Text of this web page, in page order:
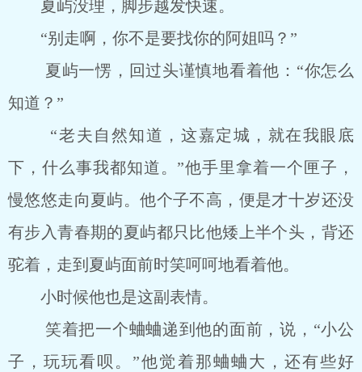
夏屿没理，脚步越发快速。
“别走啊，你不是要找你的阿姐吗？”
夏屿一愣，回过头谨慎地看着他：“你怎么
知道？”
“老夫自然知道，这嘉定城，就在我眼底
下，什么事我都知道。”他手里拿着一个匣子，
慢悠悠走向夏屿。他个子不高，便是才十岁还没
有步入青春期的夏屿都只比他矮上半个头，背还
驼着，走到夏屿面前时笑呵呵地看着他。
小时候他也是这副表情。
笑着把一个蛐蛐递到他的面前，说，“小公
子，玩玩看呗。”他觉着那蛐蛐大，还有些好